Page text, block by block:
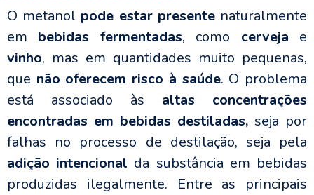
O metanol pode estar presentenaturalmente
em bebidas fermentadas, como cerveja e
vinho, mas em quantidades muito pequenas,
que não oferecem risco à saúde. O problema
está associado às altas concentrações
encontradas em bebidas destiladas, seja por
falhas no processo de destilação, seja pela
adição intencional da substância em bebidas
produzidas ilegalmente. Entre as principais